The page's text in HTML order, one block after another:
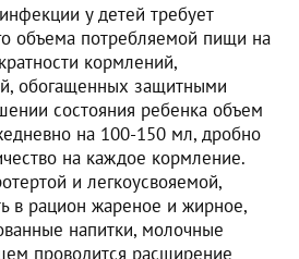
у детей требует
объема потребляемой пищи на
кормлений,
обогащенных защитными
состояния ребенка объем
на 100-150 мл, дробно
на каждое кормление.
и легкоусвояемой,
в рацион жареное и жирное,
напитки, молочные
проводится расширение